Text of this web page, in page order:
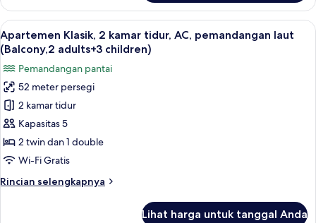
Kamar
Superior,
AC,
pemandangan
laut
(Balcony,
2
adults)
Lihat
semua
foto
untuk
Apartemen
Klasik,
2
kamar
tidur,
pemandangan
Brankas, Wi-Fi gratis, dan seprai linen
22
Apartemen Klasik, 2 kamar tidur, AC, pemandangan laut
(Balcony,2 adults+3 children)
Pemandangan pantai
52 meter persegi
2 kamar tidur
Kapasitas 5
2 twin dan 1 double
Wi-Fi Gratis
Rincian selengkapnya
Rincian
Lihat harga untuk tanggal Anda